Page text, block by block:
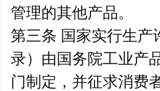
管理的其他产品。
第三条 国家实行生
录）由国务院工业产
门制定，并征求消费